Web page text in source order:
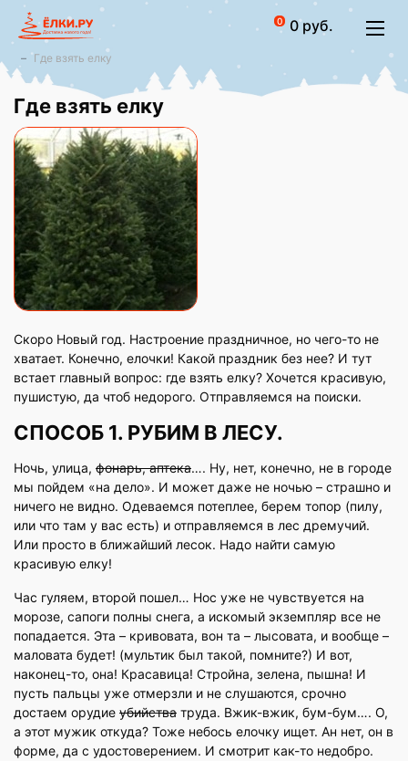
0 0 руб.
Где взять елку
Где взять елку
Скоро Новый год. Настроение праздничное, но чего-то не
хватает. Конечно, елочки! Какой праздник без нее? И тут
встает главный вопрос: где взять елку? Хочется красивую,
пушистую, да чтоб недорого. Отправляемся на поиски.
СПОСОБ 1. РУБИМ В ЛЕСУ.
Ночь, улица, фонарь, аптека…. Ну, нет, конечно, не в городе
мы пойдем «на дело». И может даже не ночью – страшно и
ничего не видно. Одеваемся потеплее, берем топор (пилу,
или что там у вас есть) и отправляемся в лес дремучий.
Или просто в ближайший лесок. Надо найти самую
красивую елку!
Час гуляем, второй пошел… Нос уже не чувствуется на
морозе, сапоги полны снега, а искомый экземпляр все не
попадается. Эта – кривовата, вон та – лысовата, и вообще –
маловата будет! (мультик был такой, помните?) И вот,
наконец-то, она! Красавица! Стройна, зелена, пышна! И
пусть пальцы уже отмерзли и не слушаются, срочно
достаем орудие убийства труда. Вжик-вжик, бум-бум…. О,
а этот мужик откуда? Тоже небось елочку ищет. Ан нет, он в
форме, да с удостоверением. И смотрит как-то недобро.